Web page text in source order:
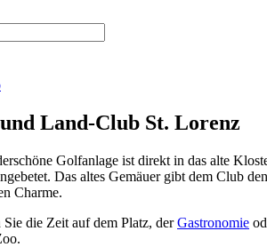
Land-Club St. Lorenz
Golfanlage ist direkt in das alte
Das altes Gemäuer gibt dem Club
Charme.
Sie die Zeit auf dem Platz, derGastronomie